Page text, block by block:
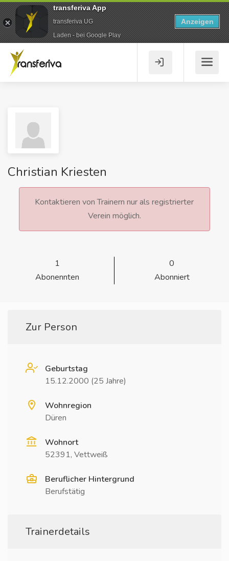
Christian Kriesten
Kontaktieren von Trainern nur als registrierter
Verein möglich.
1
Abonennten
0
Abonniert
Zur Person
Geburtstag
15.12.2000 (25 Jahre)
Wohnregion
Düren
Wohnort
52391, Vettweiß
Beruflicher Hintergrund
Berufstätig
Trainerdetails
transferiva App
transferiva UG
Laden - bei Google Play
Anzeigen